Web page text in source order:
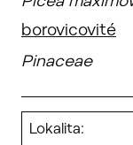
borovicovité
Pinaceae
Lokalita: